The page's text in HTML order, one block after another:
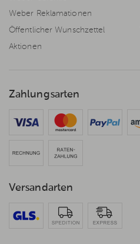
Weber Reklamationen
Öffentlicher Wunschzettel
Aktionen
Zahlungsarten
Versandarten